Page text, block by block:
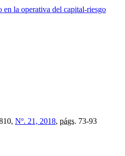
la operativa del capital-riesgo
Nº. 21, 2018, págs. 73-93